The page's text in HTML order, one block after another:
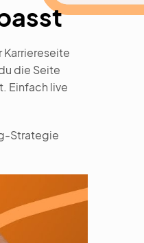
die Seite
Einfach live
Strategie